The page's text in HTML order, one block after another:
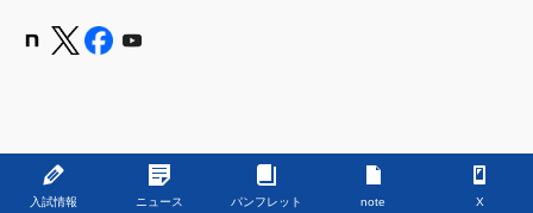
Copyright © 学校法人 嶋田学園 飯塚高等学校 All Rights Reserved.
入試情報 ニュース パンフレット note X